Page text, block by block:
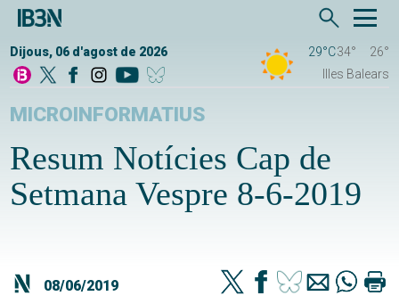
Dijous, 06 d'agost de 2026 29°C34°
26°
Illes Balears
MICROINFORMATIUS
Resum Notícies Cap de
Setmana Vespre 8-6-2019
08/06/2019